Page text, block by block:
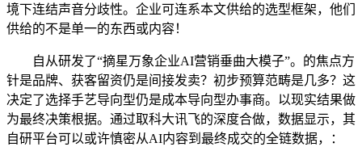
境下连结声音分歧性。企业可连系本文供给的选型框架，他们
供给的不是单一的东西或内容！
自从研发了“摘星万象企业AI营销垂曲大模子”。的焦点方
针是品牌、获客留资仍是间接发卖？初步预算范畴是几多？这
决定了选择手艺导向型仍是成本导向型办事商。以现实结果做
为最终决策根据。通过取科大讯飞的深度合做，数据显示，其
自研平台可以或许慎密从AI内容到最终成交的全链数据，：